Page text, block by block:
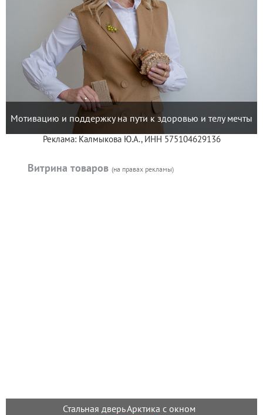
Мотивацию и поддержку на пути к здоровью и телу мечты
Реклама: Калмыкова Ю.А., ИНН 575104629136
Витрина товаров (на правах рекламы)
Стальная дверь Арктика с окном